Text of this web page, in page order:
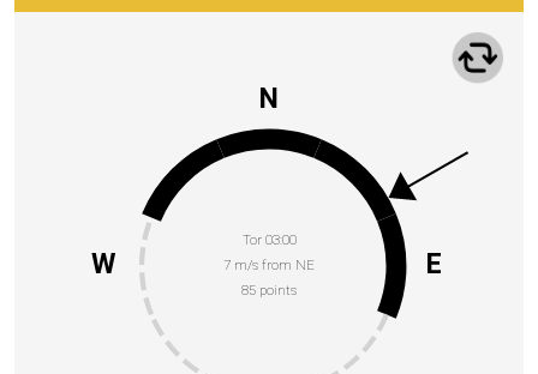
Tor 03:00
7 m/s from NE
85 points
N
E
W